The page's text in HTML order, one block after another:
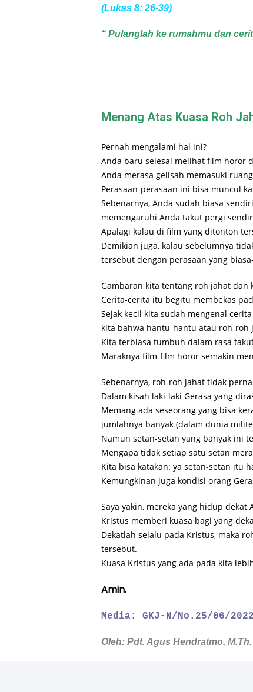
(Lukas 8: 26-39)
“ Pulanglah ke rumahmu dan
Menang Atas Kuasa Roh
Pernah mengalami hal ini?
Anda baru selesai melihat film horor
Anda merasa gelisah memasuki
Perasaan-perasaan ini bisa muncul
Sebenarnya, Anda sudah biasa
memengaruhi Anda takut pergi
Apalagi kalau di film yang ditonton
Demikian juga, kalau sebelumnya
tersebut dengan perasaan yang
Gambaran kita tentang roh jahat dan
Cerita-cerita itu begitu membekas
Sejak kecil kita sudah mengenal
kita bahwa hantu-hantu atau roh-
Kita terbiasa tumbuh dalam rasa
Maraknya film-film horor semakin
Sebenarnya, roh-roh jahat tidak
Dalam kisah laki-laki Gerasa yang
Memang ada seseorang yang bisa
jumlahnya banyak (dalam dunia
Namun setan-setan yang banyak ini
Mengapa tidak setiap satu setan
Kita bisa katakan: ya setan-setan itu
Kemungkinan juga kondisi orang
Saya yakin, mereka yang hidup
Kristus memberi kuasa bagi yang
Dekatlah selalu pada Kristus, maka
tersebut.
Kuasa Kristus yang ada pada kita
Amin.
Media: GKJ-N/No.25/06/2022
Oleh: Pdt. Agus Hendratmo, M.Th.